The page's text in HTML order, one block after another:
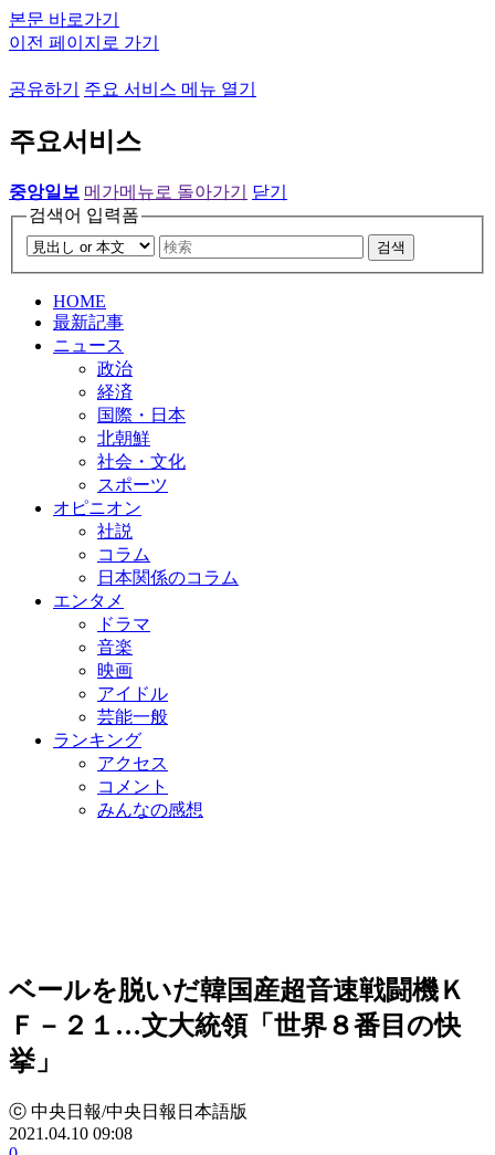
본문 바로가기
이전 페이지로 가기
공유하기 주요 서비스 메뉴 열기
주요서비스
중앙일보 메가메뉴로 돌아가기
닫기
검색어 입력폼
검색
HOME
最新記事
ニュース
政治
経済
国際・日本
北朝鮮
社会・文化
スポーツ
オピニオン
社説
コラム
日本関係のコラム
エンタメ
ドラマ
音楽
映画
アイドル
芸能一般
ランキング
アクセス
コメント
みんなの感想
ベールを脱いだ韓国産超音速戦闘機Ｋ
Ｆ－２１…文大統領「世界８番目の快
挙」
ⓒ 中央日報/中央日報日本語版
2021.04.10 09:08